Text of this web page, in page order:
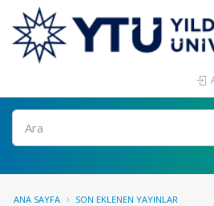
Ara
ANA SAYFA SON EKLENEN YAYINLAR